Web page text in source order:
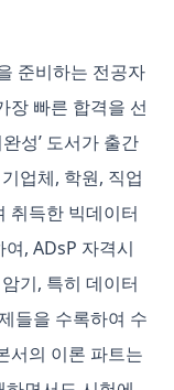
준비하는 전공자
장 빠른 합격을 선
성’ 도서가 출간
업체, 학원, 직업
취득한 빅데이터
, ADsP 자격시
기, 특히 데이터
들을 수록하여 수
서의 이론 파트는